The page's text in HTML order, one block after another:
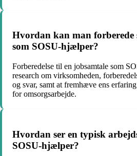
Hvordan kan man forberede
som SOSU-hjælper?
Forberedelse til en jobsamtale som
research om virksomheden,
og svar, samt at fremhæve ens
for omsorgsarbejde.
Hvordan ser en typisk
SOSU-hjælper?